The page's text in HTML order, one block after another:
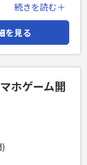
で現状や 将来
、プロセスや
PMOは、各ラ
ーザーとの対
ているPMOメ
推進を支援い
続きを読む＋
を見る
ホゲーム開